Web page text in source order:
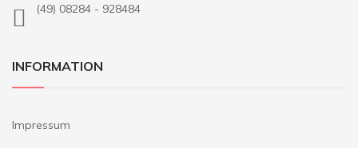
(49) 08284 - 928484
INFORMATION
Impressum